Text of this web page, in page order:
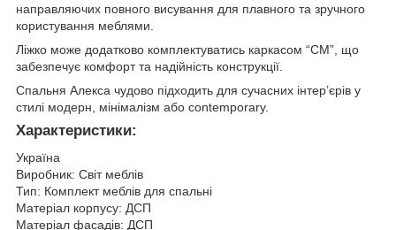
направляючих повного висування для плавного та зручного
користування меблями.
Ліжко може додатково комплектуватись каркасом “СМ”, що
забезпечує комфорт та надійність конструкції.
Спальня Алекса чудово підходить для сучасних інтер’єрів у
стилі модерн, мінімалізм або contemporary.
Характеристики:
Україна
Виробник: Світ меблів
Тип: Комплект меблів для спальні
Матеріал корпусу: ДСП
Матеріал фасадів: ДСП